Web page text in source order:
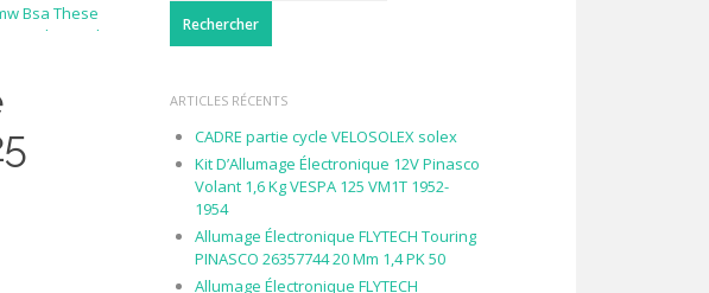
Bsa These
Back
ARTICLES RÉCENTS
CADRE partie cycle VELOSOLEX solex
Kit D’Allumage Électronique 12V Pinasco
Volant 1,6 Kg VESPA 125 VM1T 1952-
1954
Allumage Électronique FLYTECH Touring
PINASCO 26357744 20 Mm 1,4 PK 50
Allumage Électronique FLYTECH